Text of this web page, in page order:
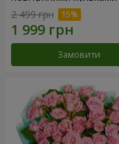
2 499 грн
Замовити